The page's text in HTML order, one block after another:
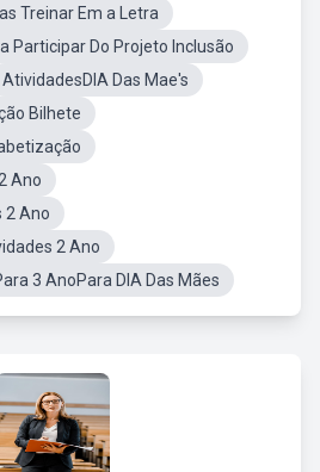
Treinar Em a Letra
Participar Do Projeto Inclusão
AtividadesDIA Das Mae's
Bilhete
Ano
2 Ano
2 Ano
3 AnoPara DIA Das Mães